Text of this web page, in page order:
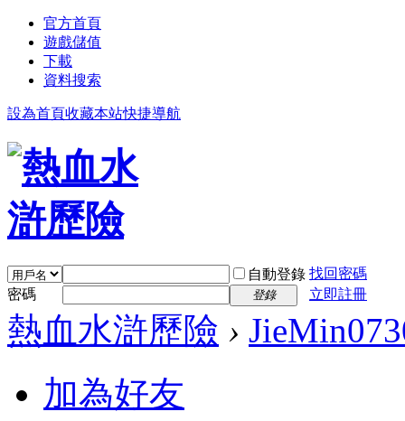
官方首頁
遊戲儲值
下載
資料搜索
設為首頁收藏本站快捷導航
自動登錄 找回密碼
密碼
登錄 立即註冊
熱血水滸歷險 ›
加為好友